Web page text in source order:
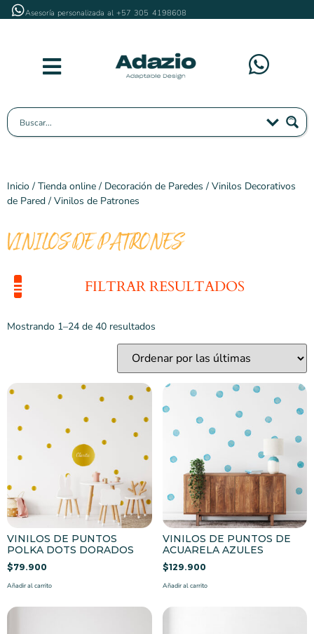
Asesoría personalizada al +57 305 4198608
Inicio/ Tienda online/ Decoración de Paredes / Vinilos Decorativos
de Pared/ Vinilos de Patrones
VINILOS DE PATRONES
FILTRAR RESULTADOS
Mostrando 1–24 de 40 resultados
VINILOS DE PUNTOS
POLKA DOTS DORADOS
$79.900
Añadir al carrito
VINILOS DE PUNTOS DE
ACUARELA AZULES
$129.900
Añadir al carrito